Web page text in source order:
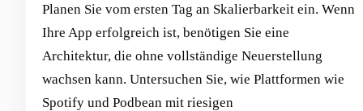
Planen Sie vom ersten Tag an Skalierbarkeit ein. Wenn
Ihre App erfolgreich ist, benötigen Sie eine
Architektur, die ohne vollständige Neuerstellung
wachsen kann. Untersuchen Sie, wie Plattformen wie
Spotify und Podbean mit riesigen